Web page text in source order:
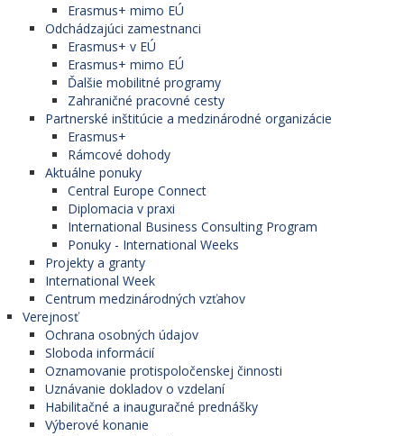
Erasmus+ mimo EÚ
Odchádzajúci zamestnanci
Erasmus+ v EÚ
Erasmus+ mimo EÚ
Ďalšie mobilitné programy
Zahraničné pracovné cesty
Partnerské inštitúcie a medzinárodné organizácie
Erasmus+
Rámcové dohody
Aktuálne ponuky
Central Europe Connect
Diplomacia v praxi
International Business Consulting Program
Ponuky - International Weeks
Projekty a granty
International Week
Centrum medzinárodných vzťahov
Verejnosť
Ochrana osobných údajov
Sloboda informácií
Oznamovanie protispoločenskej činnosti
Uznávanie dokladov o vzdelaní
Habilitačné a inauguračné prednášky
Výberové konanie